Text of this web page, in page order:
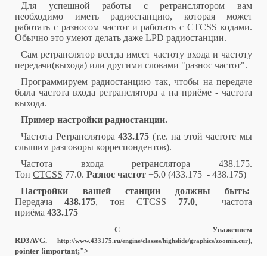
Для успешной работы с ретранслятором вам
необходимо иметь радиостанцию, которая может
работать с разносом частот и работать сCTCSS кодами.
Обычно это умеют делать даже LPD радиостанции.
Сам ретранслятор всегда имеет частоту входа и частоту
передачи(выхода) или другими словами "разнос частот".
Программируем радиостанцию так, чтобы на передаче
была частота входа ретранслятора а на приёме - частота
выхода.
Пример настройки радиостанции.
Частота Ретранслятора433.175 (т.е. на этой частоте мы
слышим разговоры корреспондентов).
Частота входа ретранслятора 438.175.
Тон CTCSS 77.0. Разнос частот +5.0 (433.175 - 438.175)
Настройки вашей станции должны быть:
Передача438.175, тонCTCSS 77.0, частота
приёма 433.175
С Уважением
RD3AVG.
http://www.433175.ru/engine/classes/highslide/graphics/zoomin.cur),
pointer !important;">